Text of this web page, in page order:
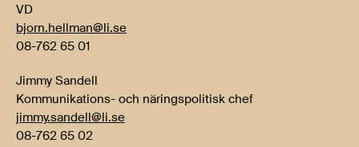
VD
bjorn.hellman@li.se
08-762 65 01
Jimmy Sandell
Kommunikations- och näringspolitisk chef
jimmy.sandell@li.se
08-762 65 02